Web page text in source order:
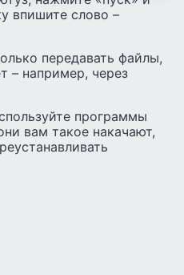
впишите слово –
передавать файлы,
– например, через
программы
вам такое накачают,